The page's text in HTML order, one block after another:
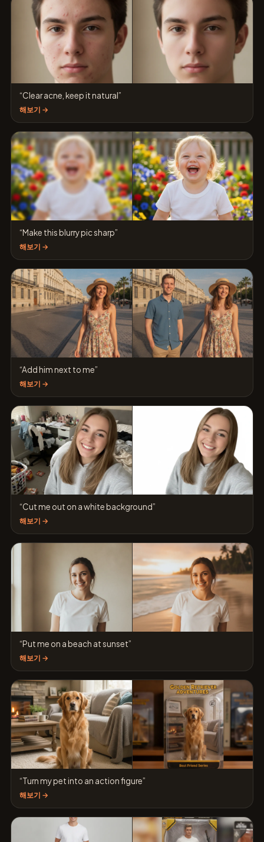
“Clear acne, keep it natural”
해보기 →
“Make this blurry pic sharp”
해보기 →
“Add him next to me”
해보기 →
“Cut me out on a white background”
해보기 →
“Put me on a beach at sunset”
해보기 →
“Turn my pet into an action figure”
해보기 →